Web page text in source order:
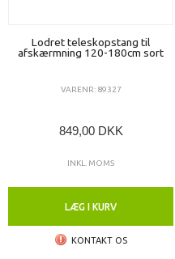
Lodret teleskopstang til
afskærmning 120-180cm sort
VARENR: 89327
849,00 DKK
INKL. MOMS
LÆG I KURV
KONTAKT OS